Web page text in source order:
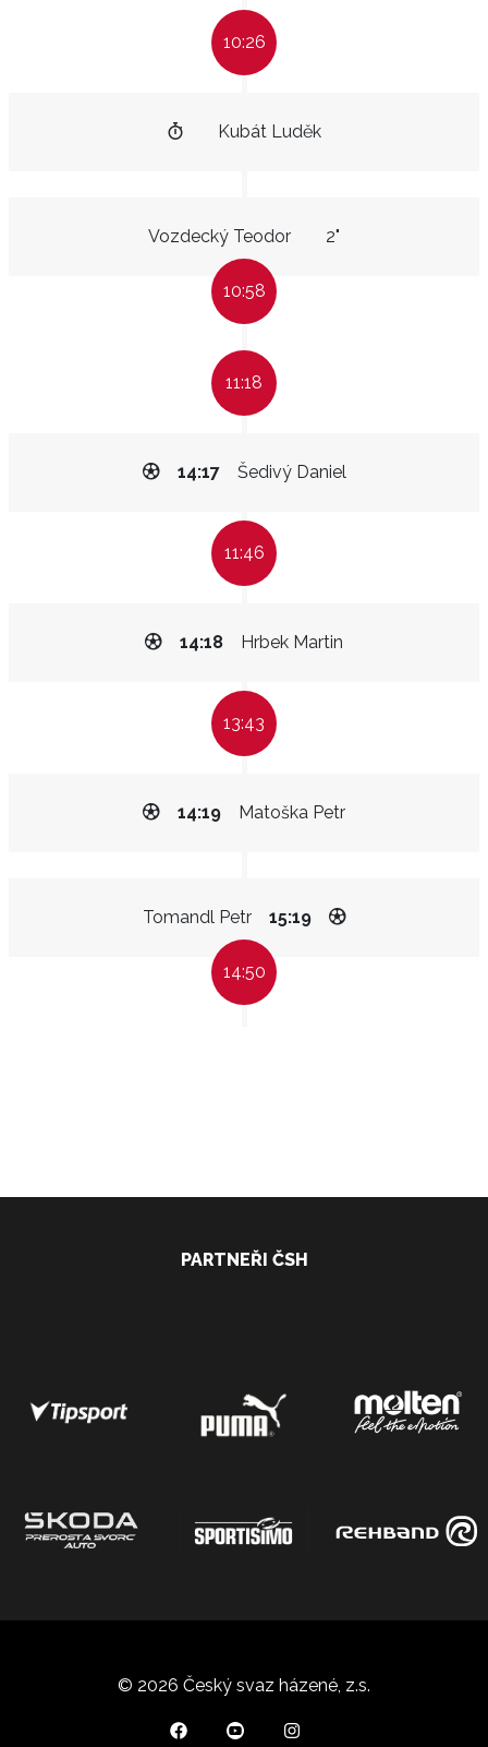
10:26
Kubát Luděk
Vozdecký Teodor 2"
10:58
11:18
Šedivý Daniel
14:17
11:46
Hrbek Martin
14:18
13:43
Matoška Petr
14:19
Tomandl Petr 15:19
14:50
PARTNEŘI ČSH
© 2026 Český svaz házené, z.s.